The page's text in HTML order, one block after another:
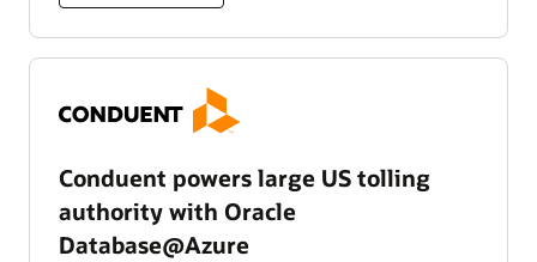
Conduent powers large US tolling
authority with Oracle
Database@Azure